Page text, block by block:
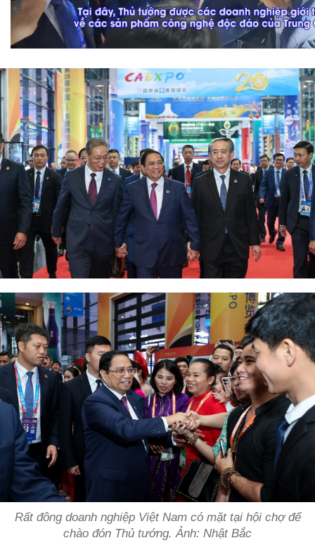
Rất đông doanh nghiệp Việt Nam có mặt tại hội chợ để
chào đón Thủ tướng. Ảnh: Nhật Bắc